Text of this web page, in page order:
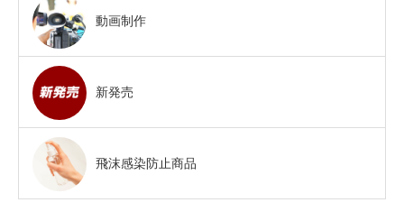
動画制作
新発売
飛沫感染防止商品